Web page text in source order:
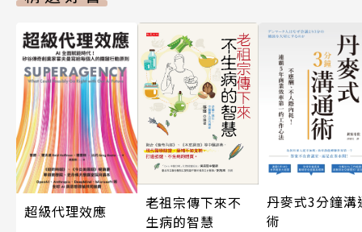
超級代理效應
老祖宗傳下來不
生病的智慧
丹麥式3分鐘溝
術